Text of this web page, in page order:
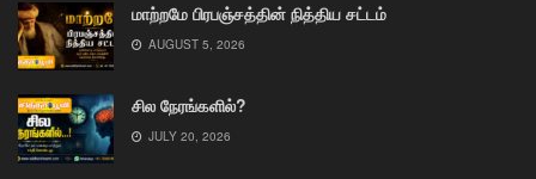
மாற்றமே பிரபஞ்சத்தின் நித்திய சட்டம்
AUGUST 5, 2026
சில நேரங்களில்?
JULY 20, 2026